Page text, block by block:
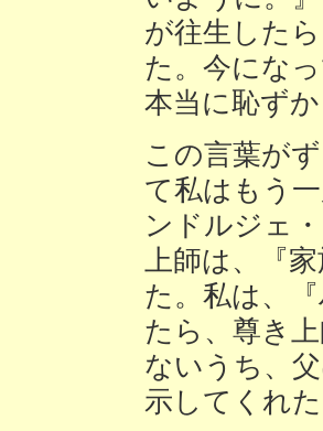
が往生した
た。今にな
本当に恥ず
この言葉が
て私はもう
ンドルジェ
上師は、『
た。私は、
たら、尊き
ないうち、
示してくれ